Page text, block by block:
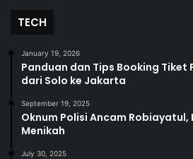
TECH
January 19, 2026
Panduan dan Tips Booking Tiket
dari Solo ke Jakarta
September 19, 2025
Oknum Polisi Ancam
Menikah
July 30, 2025